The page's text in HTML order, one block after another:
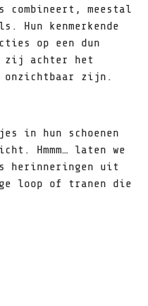
combineert, meestal
Hun kenmerkende
op een dun
zij achter het
onzichtbaar zijn.
in hun schoenen
Hmmm… laten we
herinneringen uit
loop of tranen die